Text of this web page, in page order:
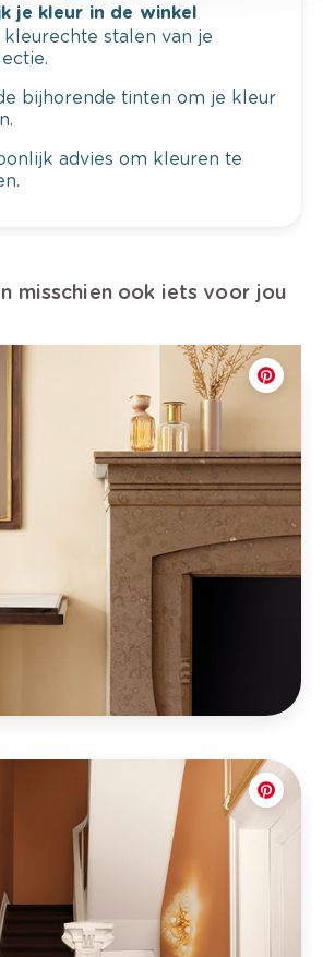
je kleur in de winkel
stalen van je
bijhorende tinten om je kleur
advies om kleuren te
misschien ook iets voor jou